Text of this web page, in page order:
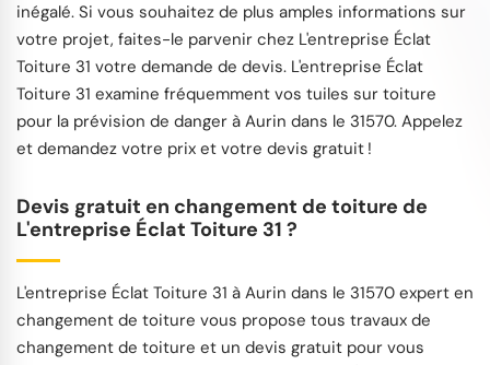
inégalé. Si vous souhaitez de plus amples informations sur
votre projet, faites-le parvenir chez L'entreprise Éclat
Toiture 31 votre demande de devis. L'entreprise Éclat
Toiture 31 examine fréquemment vos tuiles sur toiture
pour la prévision de danger à Aurin dans le 31570. Appelez
et demandez votre prix et votre devis gratuit !
Devis gratuit en changement de toiture de
L'entreprise Éclat Toiture 31 ?
L'entreprise Éclat Toiture 31 à Aurin dans le 31570 expert en
changement de toiture vous propose tous travaux de
changement de toiture et un devis gratuit pour vous